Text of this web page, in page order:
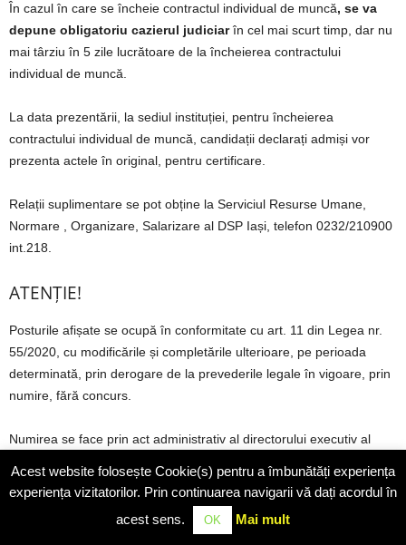
În cazul în care se încheie contractul individual de muncă, se va
depune obligatoriu cazierul judiciarîn cel mai scurt timp, dar nu
mai târziu în 5 zile lucrătoare de la încheierea contractului
individual de muncă.
La data prezentării, la sediul instituției, pentru încheierea
contractului individual de muncă, candidații declarați admiși vor
prezenta actele în original, pentru certificare.
Relații suplimentare se pot obține la Serviciul Resurse Umane,
Normare , Organizare, Salarizare al DSP Iași, telefon 0232/210900
int.218.
ATENȚIE!
Posturile afișate se ocupă în conformitate cu art. 11 din Legea nr.
55/2020, cu modificările și completările ulterioare, pe perioada
determinată, prin derogare de la prevederile legale în vigoare, prin
numire, fără concurs.
Numirea se face prin act administrativ al directorului executiv al
aprobate de către Ministerul Sănătății prin statul de funcții și cu
stabilirea drepturilor salariale pentru funcția ocupată în conformitate
cu Legea – cadru nr.153/2017 privind salarizarea personalului plătit
Acest website folosește Cookie(s) pentru a îmbunătăți experiența
experiența vizitatorilor. Prin continuarea navigarii vă dați acordul în
acest sens.
OK Mai mult